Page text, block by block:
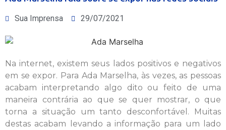
Sua Imprensa 29/07/2021
Na internet, existem seus lados positivos e negativos
em se expor. Para Ada Marselha, às vezes, as pessoas
acabam interpretando algo dito ou feito de uma
maneira contrária ao que se quer mostrar, o que
torna a situação um tanto desconfortável. Muitas
destas acabam levando a informação para um lado